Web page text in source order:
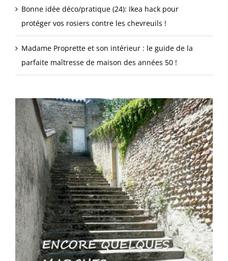
Bonne idée déco/pratique (24): Ikea hack pour
protéger vos rosiers contre les chevreuils !
Madame Proprette et son intérieur : le guide de la
parfaite maîtresse de maison des années 50 !